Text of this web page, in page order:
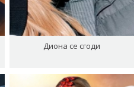
Диона се сгоди